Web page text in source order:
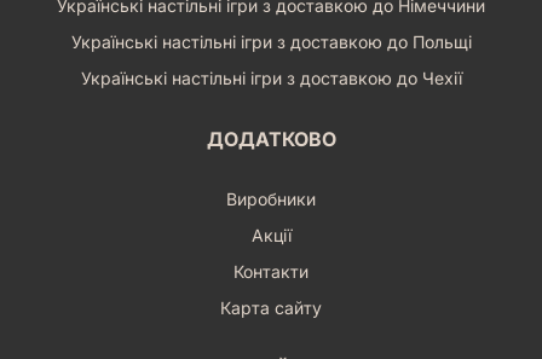
Українські настільні ігри з доставкою до Німеччини
Українські настільні ігри з доставкою до Польщі
Українські настільні ігри з доставкою до Чехії
ДОДАТКОВО
Виробники
Акції
Контакти
Карта сайту